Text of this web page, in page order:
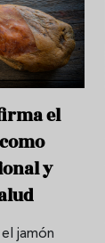
el
y
jamón